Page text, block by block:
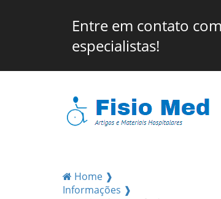
Entre em contato
especialistas!
Home ❱
Informações ❱